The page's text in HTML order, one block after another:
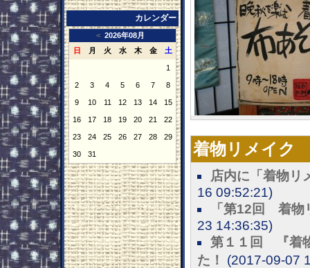
カレンダー
< 2026年08月
日
月 火 水 木 金 土
1
2 3 4 5 6 7 8
9 10 11 12 13 14 15
16 17 18 19 20 21 22
23 24 25 26 27 28 29
30 31 着物リメイク
店内に「着物リ
16 09:52:21)
「第12回 着物
23 14:36:35)
第１１回 『着
た！
(2017-09-07